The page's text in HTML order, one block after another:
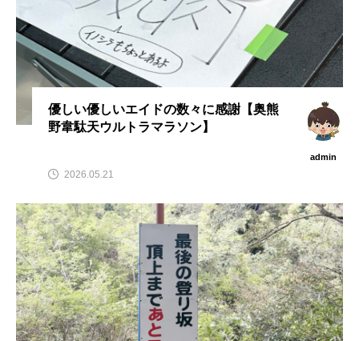
優しい優しいエイドの数々に感謝【奥熊
野韋駄天ウルトラマラソン】
admin
2026.05.21